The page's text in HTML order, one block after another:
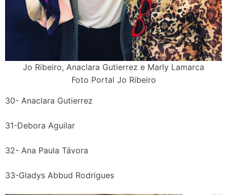
Jo Ribeiro, Anaclara Gutierrez e Marly Lamarca
Foto Portal Jo Ribeiro
30- Anaclara Gutierrez
31-Debora Aguilar
32- Ana Paula Távora
33-Gladys Abbud Rodrigues